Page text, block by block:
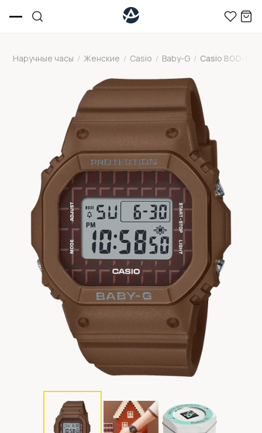
Наручные часы / Женские / Casio / Baby-G / Casio BGD-